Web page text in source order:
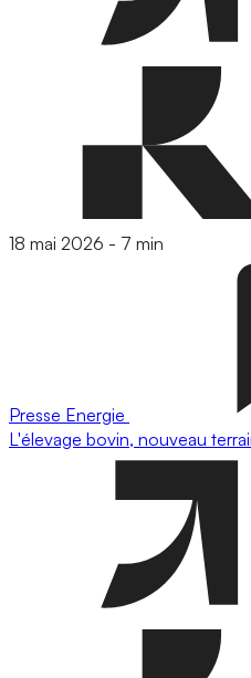
18 mai 2026 - 7 min
Presse Energie
L'élevage bovin, nouveau